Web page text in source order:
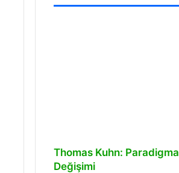
Thomas Kuhn: Paradigma
Değişimi